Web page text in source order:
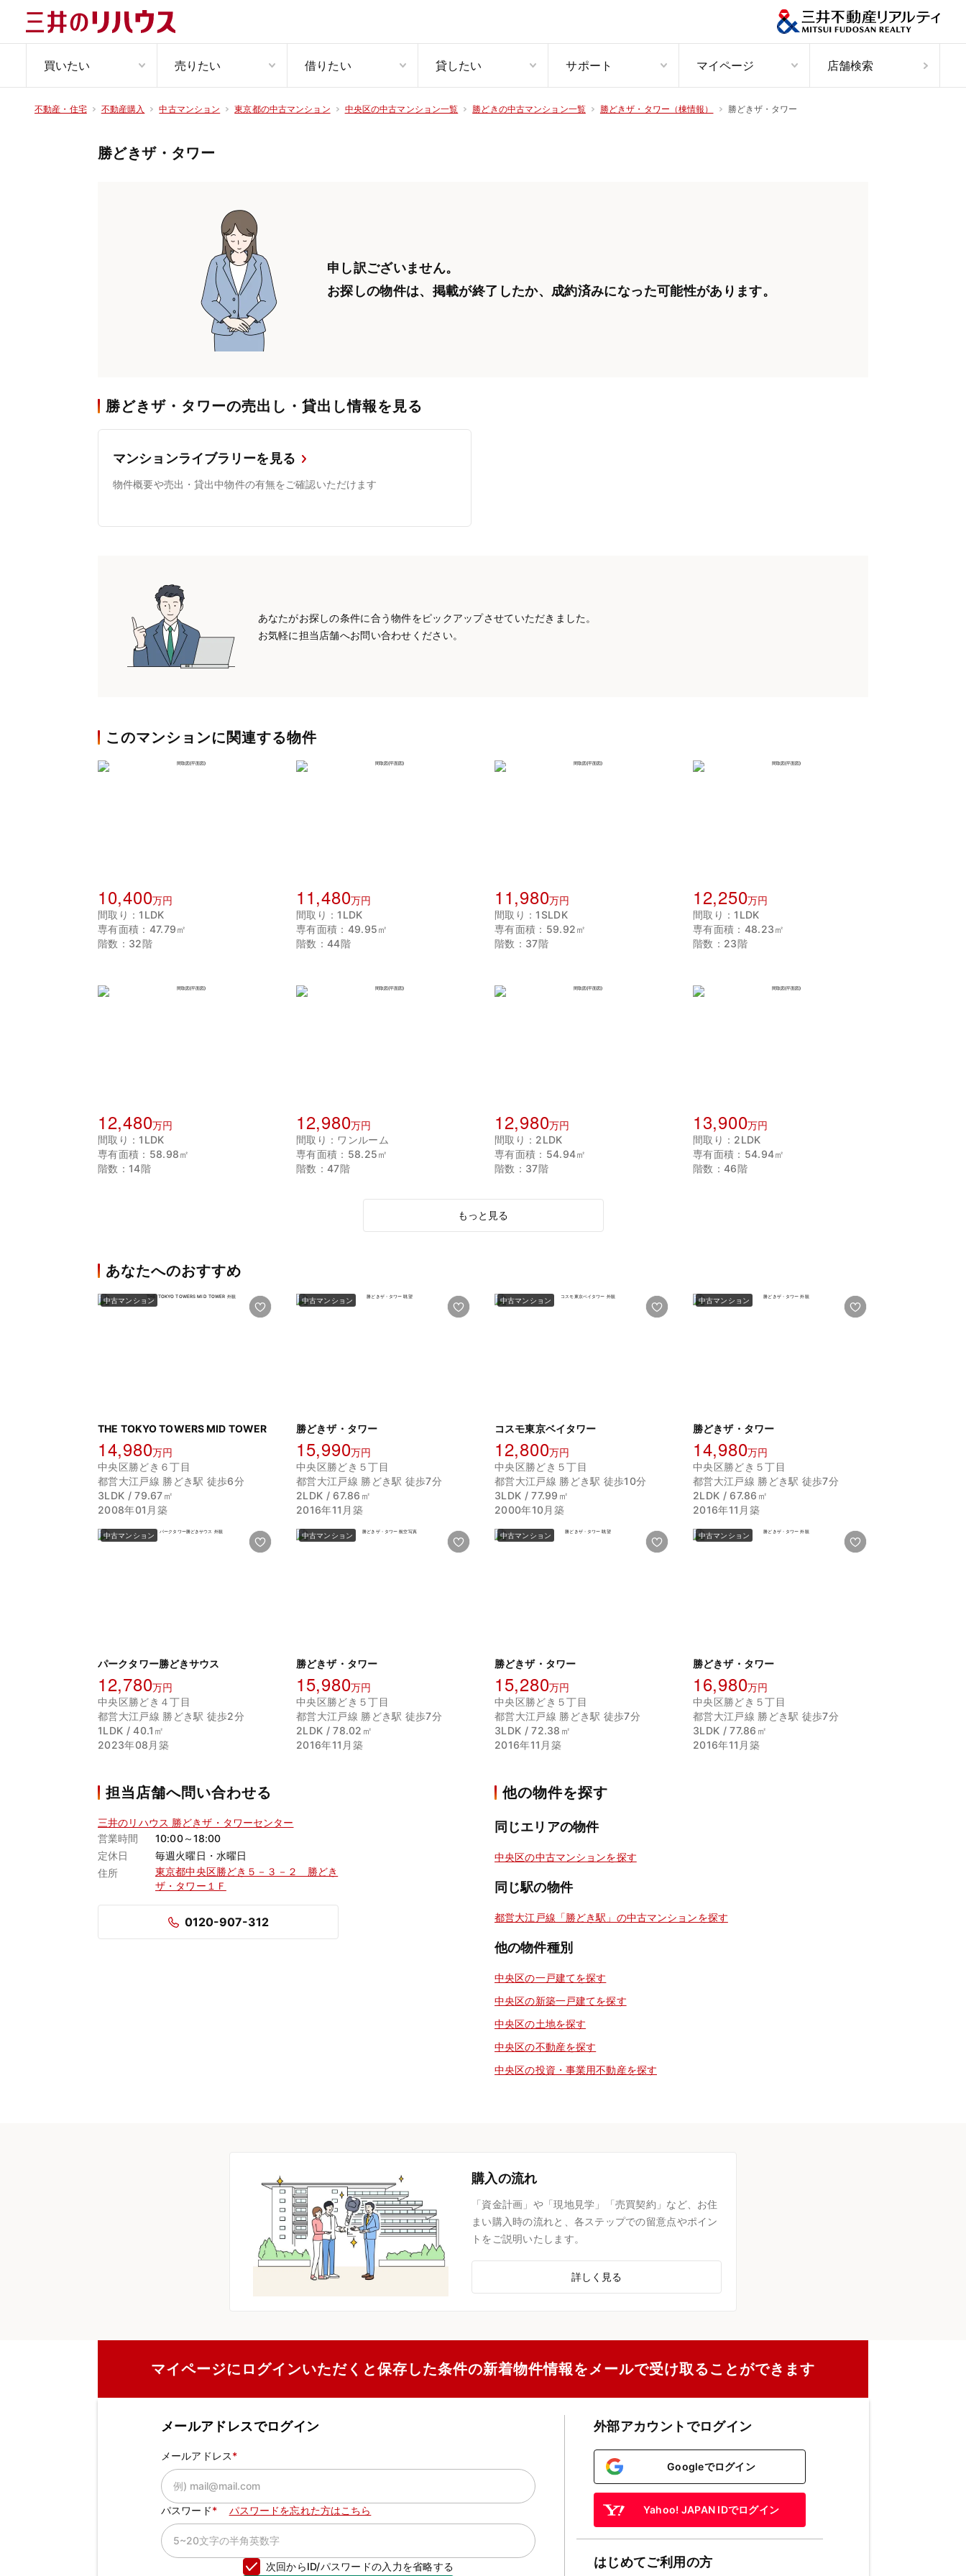
買いたい 売りたい 借りたい 貸したい サポート マイページ 店舗検索
不動産・住宅 不動産購入 中古マンション 東京都の中古マンション 中央区の中古マンション一覧 勝どきの中古マンション一覧 勝どきザ・タワー（棟情報） 勝どきザ・タワー
勝どきザ・タワー
申し訳ございません。
お探しの物件は、掲載が終了したか、 成約済みになった可能性があります。
勝どきザ・タワーの売出し・貸出し情報を見る
マンションライブラリーを見る
物件概要や売出・貸出中物件の有無をご確認いただけます
あなたがお探しの条件に合う物件をピックアップさせていただきました。
お気軽に担当店舗へお問い合わせください。
このマンションに関連する物件
10,400万円
間取り：1LDK
専有面積：47.79㎡
階数：32階
11,480万円
間取り：1LDK
専有面積：49.95㎡
階数：44階
11,980万円
間取り：1SLDK
専有面積：59.92㎡
階数：37階
12,250万円
間取り：1LDK
専有面積：48.23㎡
階数：23階
12,480万円
間取り：1LDK
専有面積：58.98㎡
階数：14階
12,980万円
間取り：ワンルーム
専有面積：58.25㎡
階数：47階
12,980万円
間取り：2LDK
専有面積：54.94㎡
階数：37階
13,900万円
間取り：2LDK
専有面積：54.94㎡
階数：46階
もっと見る
あなたへのおすすめ
中古マンション
THE TOKYO TOWERS MID TOWER
14,980万円
中央区勝どき６丁目
都営大江戸線 勝どき駅 徒歩6分
3LDK / 79.67㎡
2008年01月築
中古マンション
勝どきザ・タワー
15,990万円
中央区勝どき５丁目
都営大江戸線 勝どき駅 徒歩7分
2LDK / 67.86㎡
2016年11月築
中古マンション
コスモ東京ベイタワー
12,800万円
中央区勝どき５丁目
都営大江戸線 勝どき駅 徒歩10分
3LDK / 77.99㎡
2000年10月築
中古マンション
勝どきザ・タワー
14,980万円
中央区勝どき５丁目
都営大江戸線 勝どき駅 徒歩7分
2LDK / 67.86㎡
2016年11月築
中古マンション
パークタワー勝どきサウス
12,780万円
中央区勝どき４丁目
都営大江戸線 勝どき駅 徒歩2分
1LDK / 40.1㎡
2023年08月築
中古マンション
勝どきザ・タワー
15,980万円
中央区勝どき５丁目
都営大江戸線 勝どき駅 徒歩7分
2LDK / 78.02㎡
2016年11月築
中古マンション
勝どきザ・タワー
15,280万円
中央区勝どき５丁目
都営大江戸線 勝どき駅 徒歩7分
3LDK / 72.38㎡
2016年11月築
中古マンション
勝どきザ・タワー
16,980万円
中央区勝どき５丁目
都営大江戸線 勝どき駅 徒歩7分
3LDK / 77.86㎡
2016年11月築
担当店舗へ問い合わせる
三井のリハウス 勝どきザ・タワーセンター
営業時間
10:00～18:00
定休日
毎週火曜日・水曜日
住所
東京都中央区勝どき５－３－２ 勝どき
ザ・タワー１Ｆ
0120-907-312
他の物件を探す
同じエリアの物件
中央区の中古マンションを探す
同じ駅の物件
都営大江戸線「勝どき駅」の中古マンションを探す
他の物件種別
中央区の一戸建てを探す
中央区の新築一戸建てを探す
中央区の土地を探す
中央区の不動産を探す
中央区の投資・事業用不動産を探す
購入の流れ
「資金計画」や「現地見学」「売買契約」など、お住
まい購入時の流れと、各ステップでの留意点やポイン
トをご説明いたします。
詳しく見る
マイページにログインいただくと保存した条件の新着物件情報をメールで受け取ることができます
メールアドレスでログイン
メールアドレス
パスワード パスワードを忘れた方はこちら
次回からID/パスワードの入力を省略する
外部アカウントでログイン
Googleでログイン
Yahoo! JAPAN IDでログイン
はじめてご利用の方